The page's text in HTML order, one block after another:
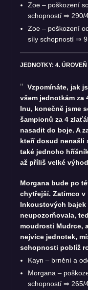
Zoe – poškození
schopností ⇒ 290/
Zoe – poškození
síly schopností ⇒
JEDNOTKY: 4. ÚROVEŇ
Vzpomínáte, jak
všem jednotkám za
Inu, konečně jsme
šampionů za 4
nasadit do boje. A
kteří dosud nenašli
také jednoho
až příliš velké
Morgana bude po
chytřejší. Zatímco
Inkoustových bajek
neupozorňovala,
moudrosti Mudrce,
nejvíce jednotek,
schopnosti poblíž
Kayn – brnění a
Morgana –
schopností ⇒ 265/